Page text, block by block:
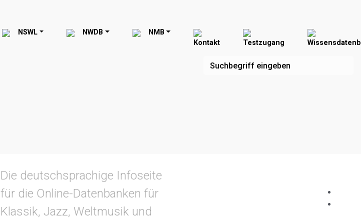
NSWL NWDB
NMB
Kontakt
Testzugang
Die deutschsprachige Infoseite
für die Online-Datenbanken für
Klassik, Jazz, Weltmusik und